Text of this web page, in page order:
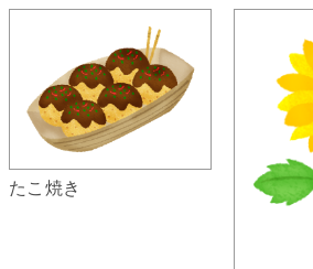
たこ焼き